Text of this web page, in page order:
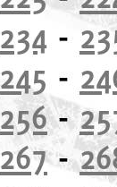
234 -
245 -
256-
267-